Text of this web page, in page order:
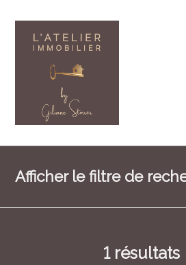
Afficher le filtre de
1résultats